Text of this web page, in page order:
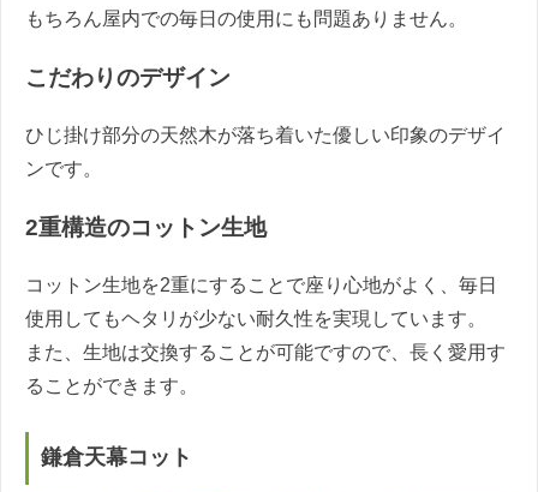
もちろん屋内での毎日の使用にも問題ありません。
こだわりのデザイン
ひじ掛け部分の天然木が落ち着いた優しい印象のデザイ
ンです。
2重構造のコットン生地
コットン生地を2重にすることで座り心地がよく、毎日
使用してもヘタリが少ない耐久性を実現しています。
また、生地は交換することが可能ですので、長く愛用す
ることができます。
鎌倉天幕コット